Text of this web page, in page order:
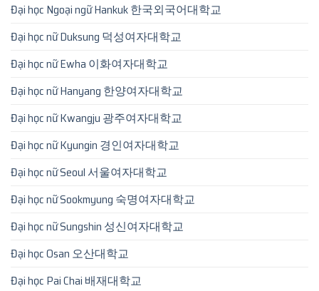
Đại học Ngoại ngữ Hankuk 한국외국어대학교
Đại học nữ Duksung 덕성여자대학교
Đại học nữ Ewha 이화여자대학교
Đại học nữ Hanyang 한양여자대학교
Đại học nữ Kwangju 광주여자대학교
Đại học nữ Kyungin 경인여자대학교
Đại học nữ Seoul 서울여자대학교
Đại học nữ Sookmyung 숙명여자대학교
Đại học nữ Sungshin 성신여자대학교
Đại học Osan 오산대학교
Đại học Pai Chai 배재대학교